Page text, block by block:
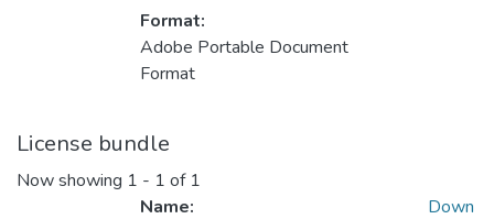
Format:
Adobe Portable Document
Format
License bundle
Now showing 1 - 1 of 1
Name:
Down